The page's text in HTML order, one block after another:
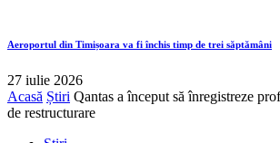
Aeroportul din Timișoara va fi închis timp de trei săptămâni
27 iulie 2026
Acasă Știri Qantas a început să înregistreze
de restructurare